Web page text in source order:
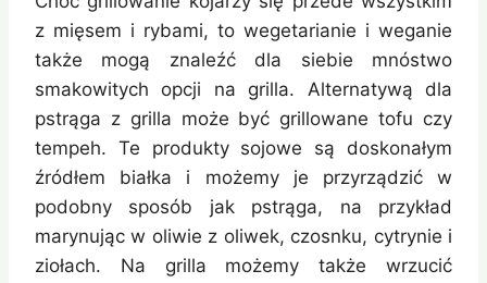
z mięsem i rybami, to wegetarianie i weganie
także mogą znaleźć dla siebie mnóstwo
smakowitych opcji na grilla. Alternatywą dla
pstrąga z grilla może być grillowane tofu czy
tempeh. Te produkty sojowe są doskonałym
źródłem białka i możemy je przyrządzić w
podobny sposób jak pstrąga, na przykład
marynując w oliwie z oliwek, czosnku, cytrynie i
ziołach. Na grilla możemy także wrzucić